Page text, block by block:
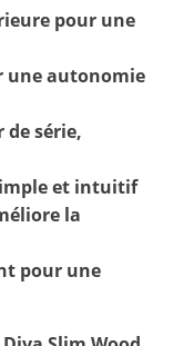
pour une
une autonomie
série,
et intuitif
la
pour une